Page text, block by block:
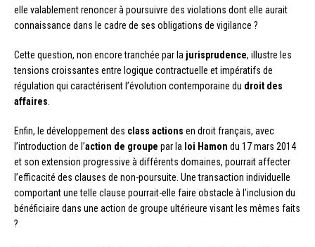
elle valablement renoncer à poursuivre des violations dont elle aurait
connaissance dans le cadre de ses obligations de vigilance ?
Cette question, non encore tranchée par la jurisprudence, illustre les
tensions croissantes entre logique contractuelle et impératifs de
régulation qui caractérisent l’évolution contemporaine du droit des
affaires.
Enfin, le développement des class actions en droit français, avec
l’introduction de l’action de groupe par la loi Hamon du 17 mars 2014
et son extension progressive à différents domaines, pourrait affecter
l’efficacité des clauses de non-poursuite. Une transaction individuelle
comportant une telle clause pourrait-elle faire obstacle à l’inclusion du
bénéficiaire dans une action de groupe ultérieure visant les mêmes faits
?